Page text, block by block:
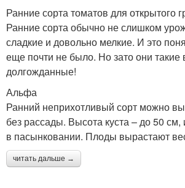
Ранние сорта томатов для открытого
Ранние сорта обычно не слишком
сладкие и довольно мелкие. И это
еще почти не было. Но зато они такие
долгожданные!
Альфа
Ранний неприхотливый сорт можно
без рассады. Высота куста – до 50 см,
в пасынковании. Плоды вырастают
читать дальше →